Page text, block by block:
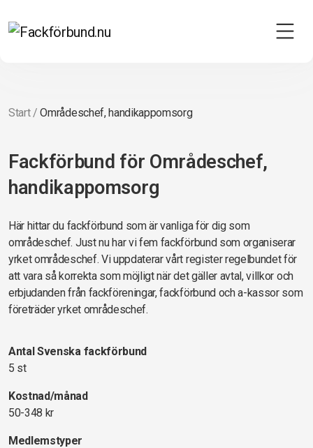
Start/Områdeschef, handikappomsorg
Fackförbund för Områdeschef,
handikappomsorg
Här hittar du fackförbund som är vanliga för dig som
områdeschef. Just nu har vi fem fackförbund som organiserar
yrket områdeschef. Vi uppdaterar vårt register regelbundet för
att vara så korrekta som möjligt när det gäller avtal, villkor och
erbjudanden från fackföreningar, fackförbund och a-kassor som
företräder yrket områdeschef.
Antal Svenska fackförbund
5 st
Kostnad/månad
50-348 kr
Medlemstyper